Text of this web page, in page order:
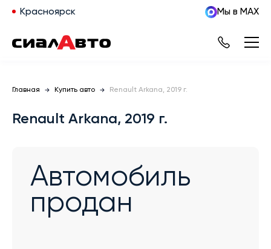
Красноярск Мы в MAX
Главная Купить авто Renault Arkana, 2019 г.
Renault Arkana, 2019 г.
Автомобиль
продан